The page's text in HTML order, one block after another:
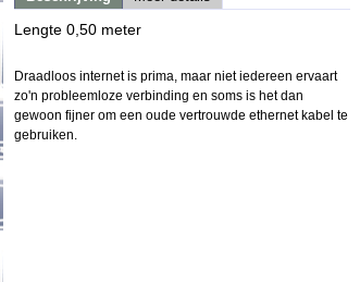
Lengte 0,50 meter
Draadloos internet is prima, maar niet iedereen ervaart
zo'n probleemloze verbinding en soms is het dan
gewoon fijner om een oude vertrouwde ethernet kabel te
gebruiken.